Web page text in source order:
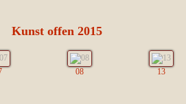
Kunst offen 2015
08 13